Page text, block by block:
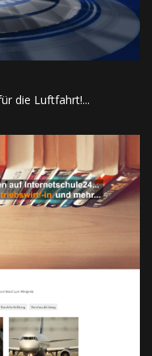
die Luftfahrt!...